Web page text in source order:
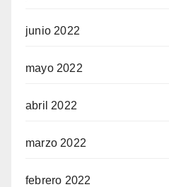
junio 2022
mayo 2022
abril 2022
marzo 2022
febrero 2022